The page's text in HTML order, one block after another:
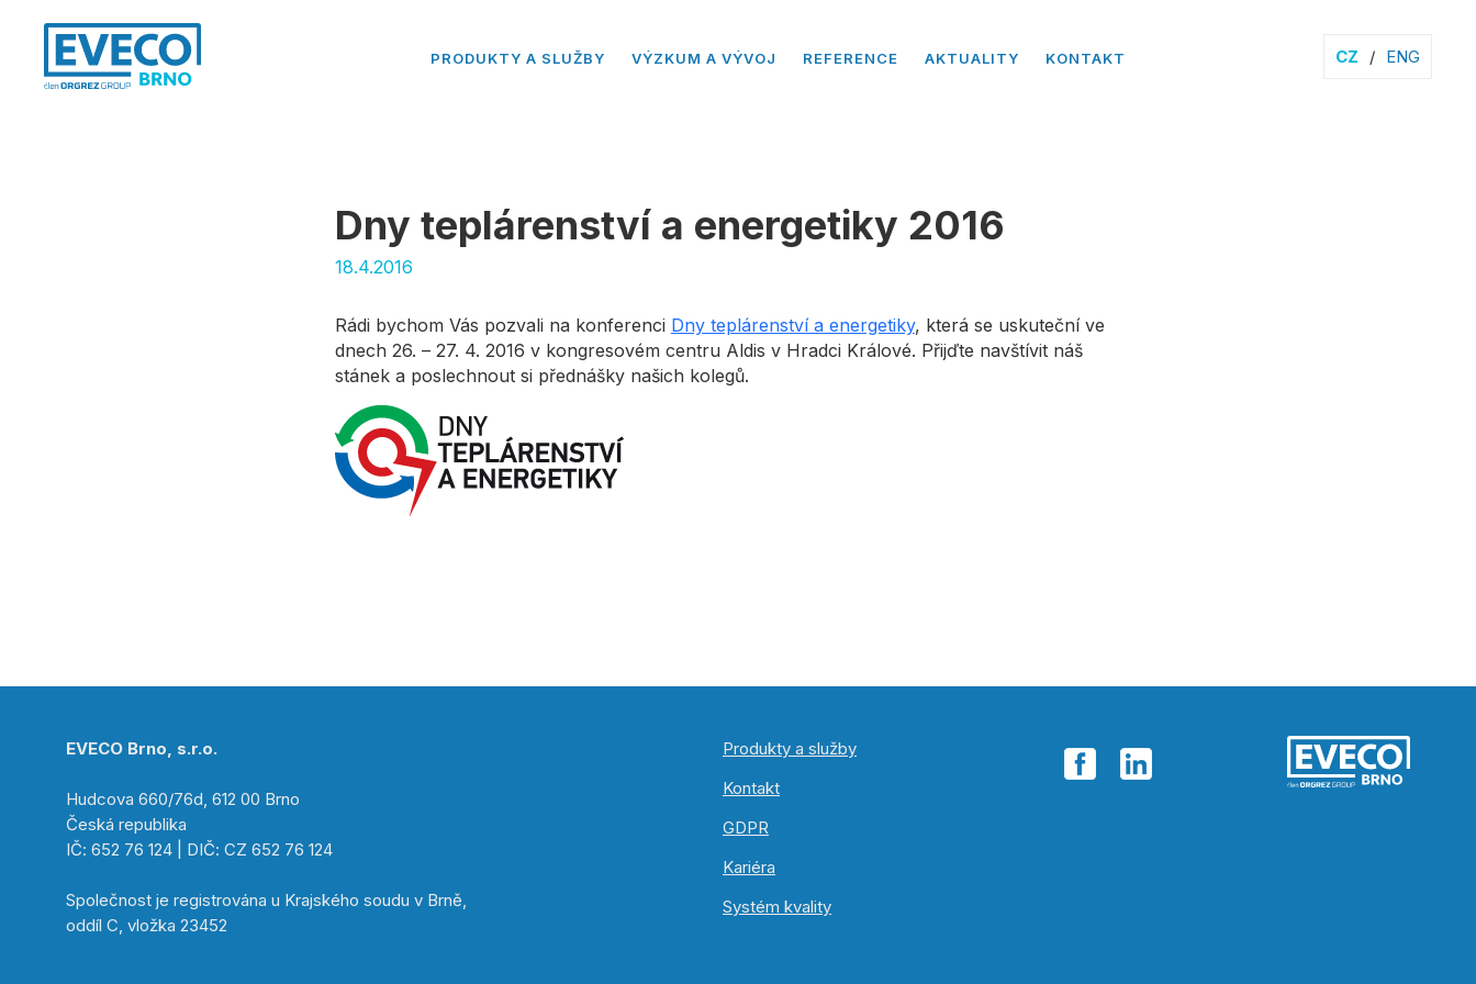
PRODUKTY A SLUŽBY VÝZKUM A VÝVOJ REFERENCE AKTUALITY KONTAKT CZ / ENG
Dny teplárenství a energetiky 2016
18.4.2016
Rádi bychom Vás pozvali na konferenci Dny teplárenství a energetiky, která se uskuteční ve
dnech 26. – 27. 4. 2016 v kongresovém centru Aldis v Hradci Králové. Přijďte navštívit náš
stánek a poslechnout si přednášky našich kolegů.
EVECO Brno, s.r.o.
Hudcova 660/76d, 612 00 Brno
Česká republika
IČ: 652 76 124 | DIČ: CZ 652 76 124
Společnost je registrována u Krajského soudu v Brně,
oddíl C, vložka 23452
Produkty a služby
Kontakt
GDPR
Kariéra
Systém kvality